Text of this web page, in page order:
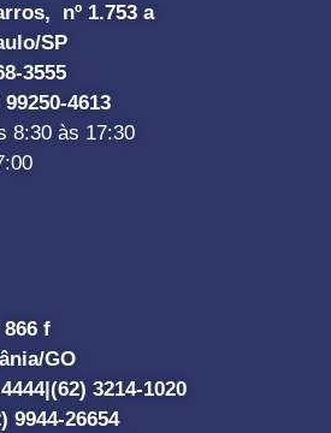
nº 1.753 a
SP
3555
4613
8:30 às 17:30
866 f
GO
(62) 3214-1020
9944-26654